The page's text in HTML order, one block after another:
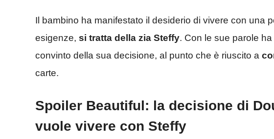
Il bambino ha manifestato il desiderio di vivere con una
esigenze, si tratta della zia Steffy. Con le sue parole
convinto della sua decisione, al punto che è riuscito a
carte.
Spoiler Beautiful: la decisione di
vuole vivere con Steffy